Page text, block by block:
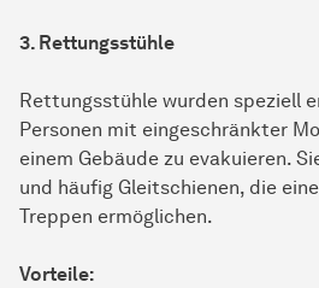
3. Rettungsstühle
Rettungsstühle wurden speziell
Personen mit eingeschränkter
einem Gebäude zu evakuieren.
und häufig Gleitschienen, die
Treppen ermöglichen.
Vorteile: